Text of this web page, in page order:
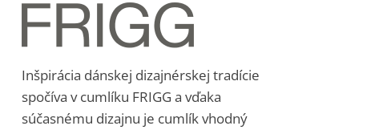
Inšpirácia dánskej dizajnérskej tradície
spočíva v cumlíku FRIGG a vďaka
súčasnému dizajnu je cumlík vhodný